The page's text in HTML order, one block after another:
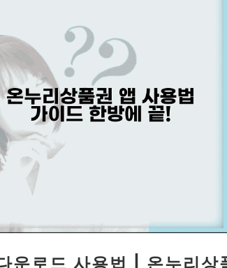
운로드 사용법 | 온누리상